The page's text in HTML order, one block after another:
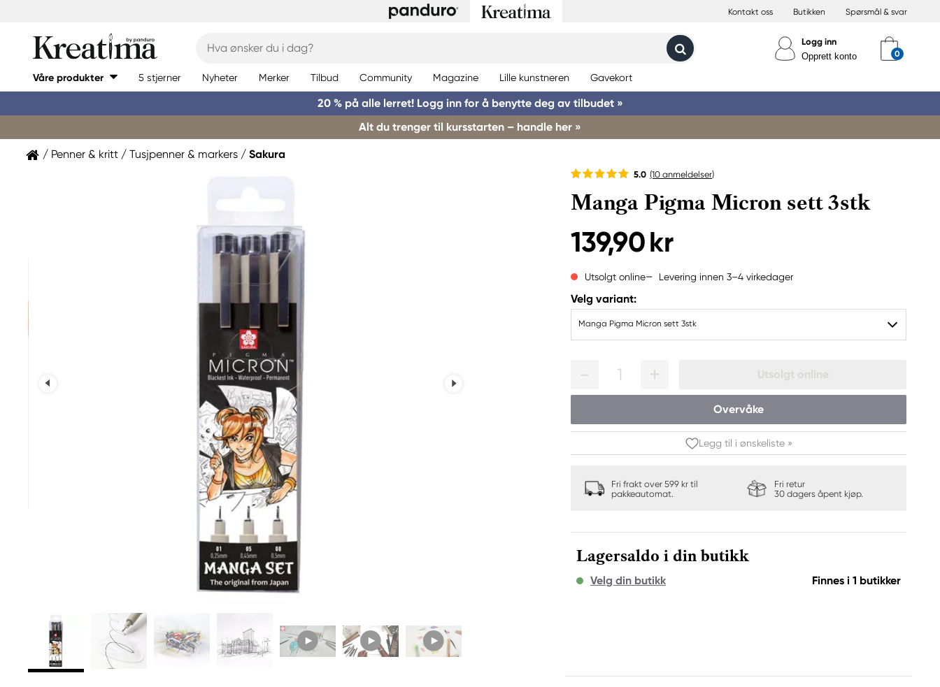
Kontakt oss Butikken Spørsmål & svar
Logg inn
Opprett konto
Våre produkter 5 stjerner Nyheter Merker Tilbud Community Magazine Lille kunstneren Gavekort
20 % på alle lerret! Logg inn for å benytte deg av tilbudet »
Alt du trenger til kursstarten – handle her »
Penner & kritt Tusjpenner & markers Sakura
5.0 (10 anmeldelser)
Manga Pigma Micron sett 3stk
139,90 kr
Utsolgt online Levering innen 3–4 virkedager
Velg variant:
Manga Pigma Micron sett 3stk
1 Utsolgt online
Overvåke
Legg til i ønskeliste »
Fri frakt over 599 kr til
pakkeautomat.
Fri retur
30 dagers åpent kjøp.
Lagersaldo i din butikk
Velg din butikk Finnes i 1 butikker